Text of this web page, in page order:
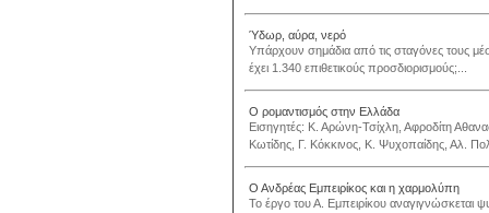
Ύδωρ, αύρα, νερό
Υπάρχουν σημάδια από τις σταγόνες τους
έχει 1.340 επιθετικούς προσδιορισμούς;...
Ο ρομαντισμός στην Ελλάδα
Εισηγητές: Κ. Αρώνη-Τσίχλη, Αφροδίτη
Κωτίδης, Γ. Κόκκινος, Κ. Ψυχοπαίδης, Αλ.
Ο Ανδρέας Εμπειρίκος και η χαρμολύπη
Το έργο του Α. Εμπειρίκου αναγιγνώσκεται